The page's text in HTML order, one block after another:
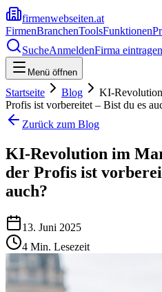
firmenwebseiten.at
FirmenBranchenToolsFunktionen
SucheAnmeldenFirma eintragen
Menü öffnen
Startseite Blog
KI-
Profis ist vorbereitet – Bist du es
Zurück zum Blog
KI-Revolution im
der Profis ist
auch?
13. Juni 2025
4 Min. Lesezeit